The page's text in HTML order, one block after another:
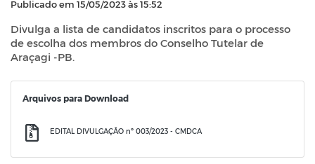
Publicado em 15/05/2023 às 15:52
Divulga a lista de candidatos inscritos para o processo
de escolha dos membros do Conselho Tutelar de
Araçagi -PB.
Arquivos para Download
EDITAL DIVULGAÇÃO nº 003/2023 - CMDCA